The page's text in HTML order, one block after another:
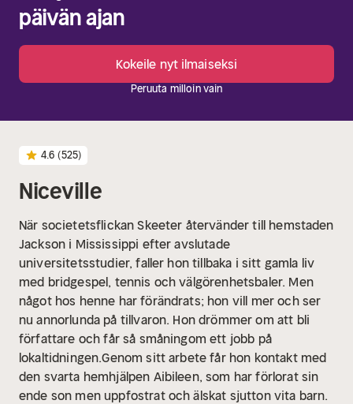
päivän ajan
Kokeile nyt ilmaiseksi
Peruuta milloin vain
4.6 (525)
Niceville
När societetsflickan Skeeter återvänder till hemstaden
Jackson i Mississippi efter avslutade
universitetsstudier, faller hon tillbaka i sitt gamla liv
med bridgespel, tennis och välgörenhetsbaler. Men
något hos henne har förändrats; hon vill mer och ser
nu annorlunda på tillvaron. Hon drömmer om att bli
författare och får så småningom ett jobb på
lokaltidningen.Genom sitt arbete får hon kontakt med
den svarta hemhjälpen Aibileen, som har förlorat sin
ende son men uppfostrat och älskat sjutton vita barn.